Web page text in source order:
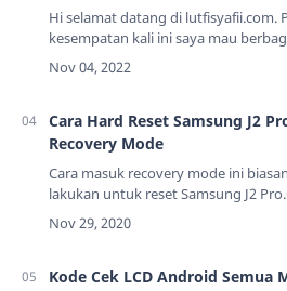
Hi selamat datang di lutfisyafii.com.
kesempatan kali ini saya mau
pengalaman mengatasi Samsung
ditekan power dan tidak bisa
Cara Hard Reset Samsung J2
Recovery Mode
Cara masuk recovery mode ini
lakukan untuk reset Samsung J2
Recovery Mode Samsung J2
harus dalam keadaan
Kode Cek LCD Android Semua